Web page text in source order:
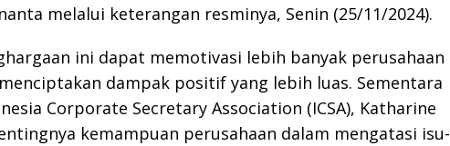
melalui keterangan resminya, Senin (25/11/2024).
ini dapat memotivasi lebih banyak perusahaan
dampak positif yang lebih luas. Sementara
Corporate Secretary Association (ICSA), Katharine
kemampuan perusahaan dalam mengatasi isu-